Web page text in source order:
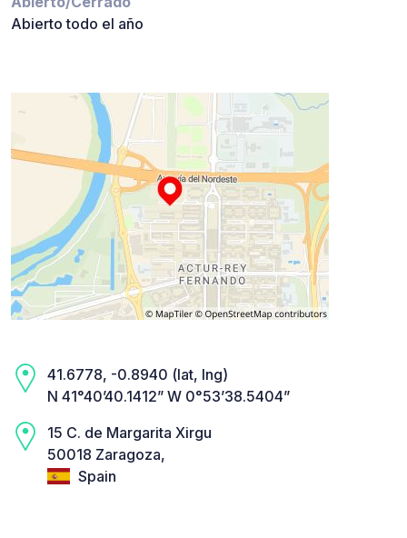
Abierto todo el año
41.6778, -0.8940 (lat, lng)
N 41°40’40.1412” W 0°53’38.5404”
15 C. de Margarita Xirgu
50018 Zaragoza,
Spain